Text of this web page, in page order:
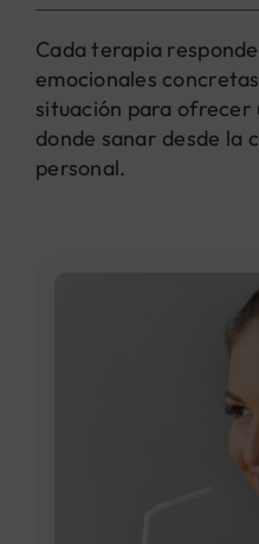
Cada terapia
emocionales
situación para ofrecer
donde sanar desde la
personal.